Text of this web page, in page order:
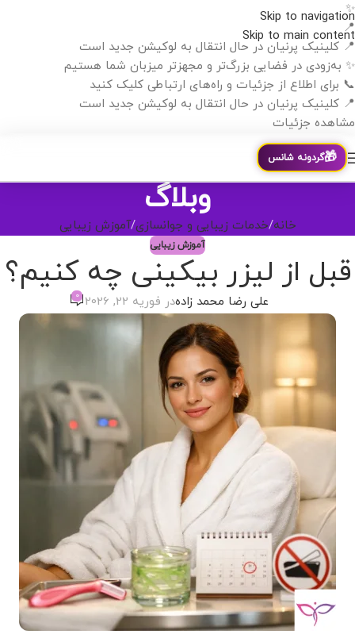
Skip to navigation
Skip to main content
✨
📍
📍 کلینیک پرنیان در حال انتقال به لوکیشن جدید است
✨ به‌زودی در فضایی بزرگ‌تر و مجهزتر میزبان شما هستیم
📞 برای اطلاع از جزئیات و راه‌های ارتباطی کلیک کنید
📍 کلینیک پرنیان در حال انتقال به لوکیشن جدید است
مشاهده جزئیات
🎁گردونه شانس
وبلاگ
خانه خدمات زیبایی و جوانسازی آموزش زیبایی
آموزش زیبایی
قبل از لیزر بیکینی چه کنیم؟
علی رضا محمد زادهدر فوریه 22, 2026 0